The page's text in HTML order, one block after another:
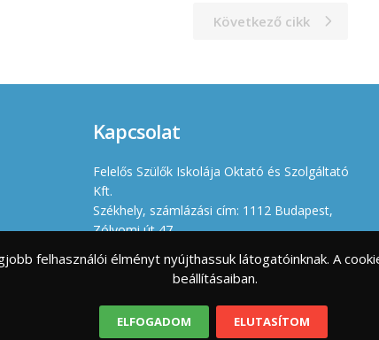
Következő cikk
Kapcsolat
Felelős Szülők Iskolája Oktató és Szolgáltató
Kft.
Székhely, számlázási cím: 1112 Budapest,
Zólyomi út 47.
Cégjegyzékszám: 01 09 966630
Adószám: 23461176-2-43
info@felelosszulokiskolaja.hu
felhasználói élményt nyújthassuk látogatóinknak. A
beállításaiban.
ELFOGADOM ELUTASÍTOM